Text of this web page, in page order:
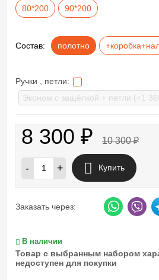
80*200 90*200
Состав: полотно
Ручки , петли:
8 300 ₽ 10 300₽
- + Купить
Заказать через:
В наличии
Товар с выбранным набором
недоступен для покупки